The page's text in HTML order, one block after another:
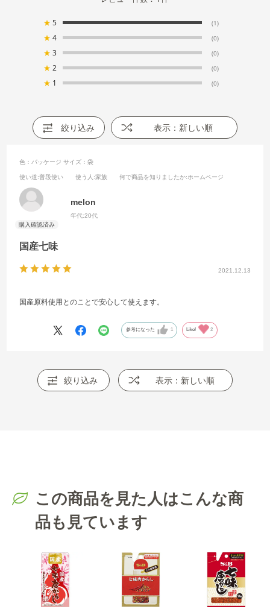
★ 5 (1)
★ 4 (0)
★ 3 (0)
★ 2 (0)
★ 1 (0)
絞り込み 表示：新しい順
2021.12.13
国産七味
色：パッケージ サイズ：袋
使い道:普段使い 使う人 :家族 何で商品を知りましたか:ホームページ
melon
年代:20代
国産原料使用とのことで安心して使えます。
参考になった 1 Like! 2
絞り込み 表示：新しい順
この商品を見た人はこんな商
品も見ています